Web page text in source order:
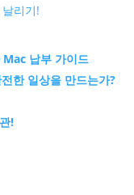
리기!
납부 가이드
한 일상을 만드는가?
!